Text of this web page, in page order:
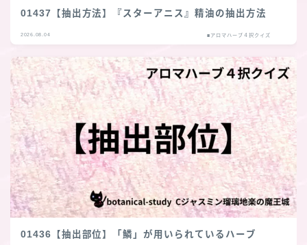
01437【抽出方法】『スターアニス』精油の抽出方法
2026.08.04 ■アロマハーブ４択クイズ
01436【抽出部位】「鱗」が用いられているハーブ